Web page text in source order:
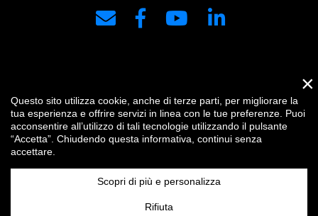
DRG SYSTEMS srl | P.IVA e C.F. IT01334440334 | REA di PC 153421 |
Capitale Sociale € 10.400,00 i.v. | Credits Impostazioni cookie
Privacy
×
Questo sito utilizza cookie, anche di terze parti, per migliorare la
tua esperienza e offrire servizi in linea con le tue preferenze. Puoi
acconsentire all’utilizzo di tali tecnologie utilizzando il pulsante
“Accetta”. Chiudendo questa informativa, continui senza
accettare.
Scopri di più e personalizza
Rifiuta